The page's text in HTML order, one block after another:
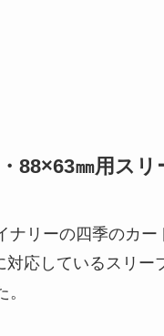
88×63㎜用スリ
ナリーの四季のカー
対応しているスリー